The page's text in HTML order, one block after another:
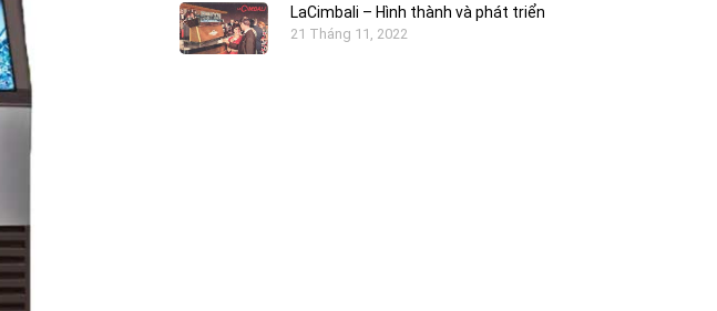
LaCimbali – Hình thành và phát triển
21 Tháng 11, 2022